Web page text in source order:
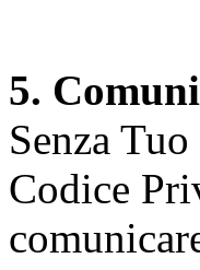
5.
Senza
Codice